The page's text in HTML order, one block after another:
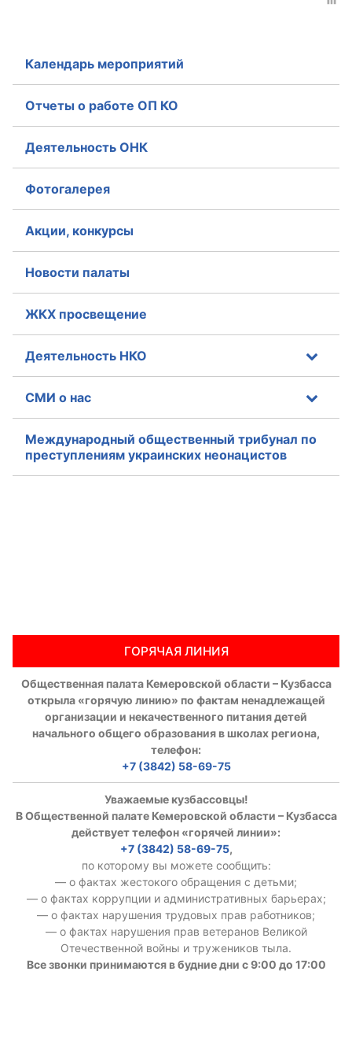
Календарь мероприятий
Отчеты о работе ОП КО
Деятельность ОНК
Фотогалерея
Акции, конкурсы
Новости палаты
ЖКХ просвещение
Деятельность НКО
СМИ о нас
Международный общественный трибунал по
преступлениям украинских неонацистов
ГОРЯЧАЯ ЛИНИЯ
Общественная палата Кемеровской области – Кузбасса
открыла «горячую линию» по фактам ненадлежащей
организации и некачественного питания детей
начального общего образования в школах региона,
телефон:
+7 (3842) 58-69-75
Уважаемые кузбассовцы!
В Общественной палате Кемеровской области – Кузбасса
действует телефон «горячей линии»:
+7 (3842) 58-69-75,
по которому вы можете сообщить:
— о фактах жестокого обращения с детьми;
— о фактах коррупции и административных барьерах;
— о фактах нарушения трудовых прав работников;
— о фактах нарушения прав ветеранов Великой
Отечественной войны и тружеников тыла.
Все звонки принимаются в будние дни с 9:00 до 17:00